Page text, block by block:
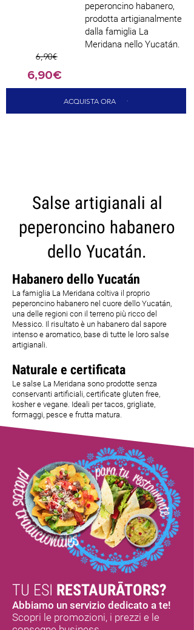
peperoncino habanero,
prodotta artigianalmente
dalla famiglia La
Meridana nello Yucatán.
6,90€
6,90€
ACQUISTA ORA
Salse artigianali al
peperoncino habanero
dello Yucatán.
Habanero dello Yucatán
La famiglia La Meridana coltiva il proprio
peperoncino habanero nel cuore dello Yucatán,
una delle regioni con il terreno più ricco del
Messico. Il risultato è un habanero dal sapore
intenso e aromatico, base di tutte le loro salse
artigianali.
Naturale e certificata
Le salse La Meridana sono prodotte senza
conservanti artificiali, certificate gluten free,
kosher e vegane. Ideali per tacos, grigliate,
formaggi, pesce e frutta matura.
TU ESI RESTAURĀTORS?
Abbiamo un servizio dedicato a te!
Scopri le promozioni, i prezzi e le